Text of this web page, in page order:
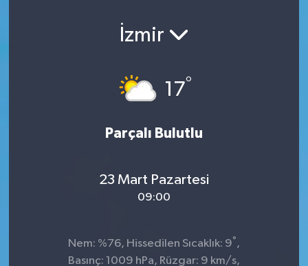
İzmir
17°
Parçalı Bulutlu
23 Mart Pazartesi
09:00
Nem: %76, Hissedilen Sıcaklık: 9° ,
Basınç: 1009 hPa, Rüzgar: 9 km/s,